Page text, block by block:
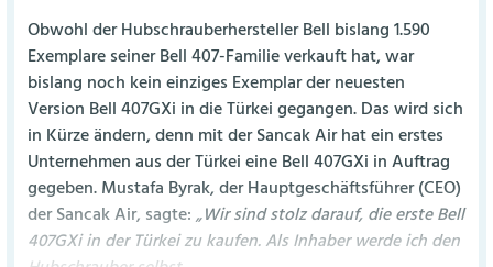
Obwohl der Hubschrauberhersteller Bell bislang 1.590
Exemplare seiner Bell 407-Familie verkauft hat, war
bislang noch kein einziges Exemplar der neuesten
Version Bell 407GXi in die Türkei gegangen. Das wird sich
in Kürze ändern, denn mit der Sancak Air hat ein erstes
Unternehmen aus der Türkei eine Bell 407GXi in Auftrag
gegeben. Mustafa Byrak, der Hauptgeschäftsführer (CEO)
der Sancak Air, sagte:„Wir sind stolz darauf, die erste Bell
407GXi in der Türkei zu kaufen. Als Inhaber werde ich den